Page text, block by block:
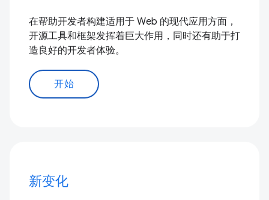
在帮助开发者构建适用于 Web 的现代应用方面，
开源工具和框架发挥着巨大作用，同时还有助于打
造良好的开发者体验。
开始
新变化